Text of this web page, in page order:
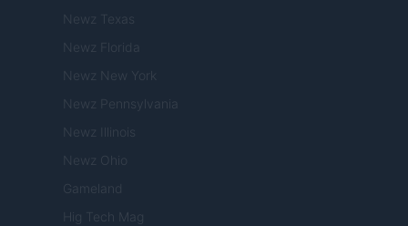
Newz Texas
Newz Florida
Newz New York
Newz Pennsylvania
Newz Illinois
Newz Ohio
Gameland
Hig Tech Mag